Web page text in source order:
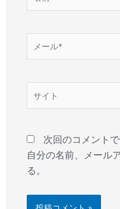
*
次回のコメント
自分の名前、メール
る。